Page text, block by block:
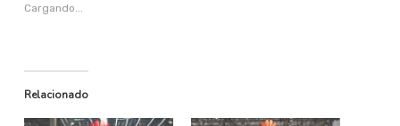
Cargando...
Relacionado